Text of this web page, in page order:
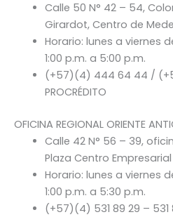
Calle 50 N° 42 – 54,
Girardot, Centro de
Horario: lunes a viernes
1:00 p.m. a 5:00 p.m.
(+57)(4) 444 64 44 /
PROCRÉDITO
OFICINA REGIONAL ORIENTE
Calle 42 N° 56 – 39,
Plaza Centro
Horario: lunes a viernes
1:00 p.m. a 5:30 p.m.
(+57)(4) 531 89 29 –